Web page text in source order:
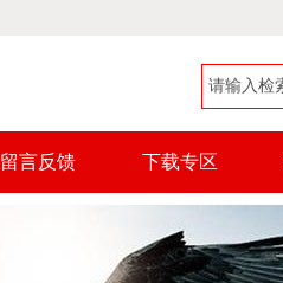
留言反馈 下载专区